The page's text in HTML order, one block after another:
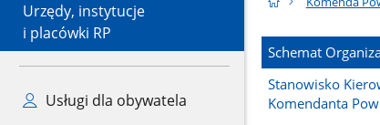
Urzędy, instytucje
i placówki RP
Usługi dla obywatela
Schemat
Stanowisko
Komendanta